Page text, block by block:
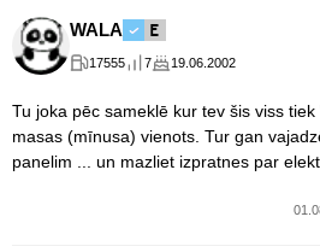
WALA
17555 7 19.06.2002
Tu joka pēc sameklē kur tev šis viss
masas (mīnusa) vienots. Tur gan
panelim ... un mazliet izpratnes par